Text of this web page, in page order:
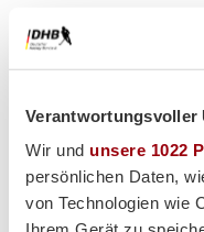
Verantwortungsvoller
Wir und unsere 1022
persönlichen Daten,
von Technologien wie